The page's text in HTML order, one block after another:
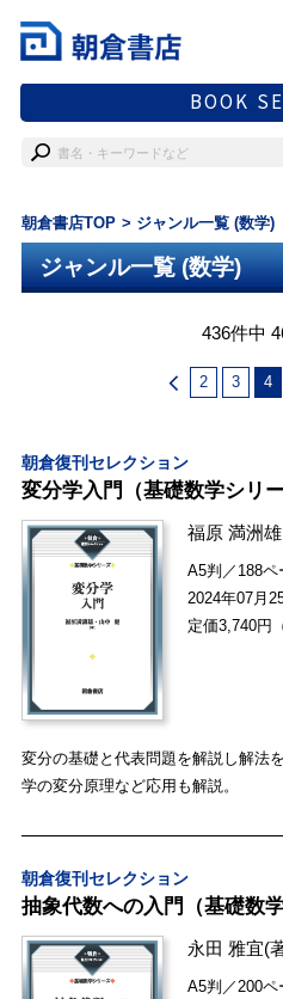
BOOK
朝倉書店TOP ジャンル一覧 (数学)
ジャンル一覧 (数学)
436件中
2 3 4
朝倉復刊セレクション
変分学入門（基礎数学シリー
福原 満洲雄
A5判／188ペ
2024年07月
定価3,740円
変分の基礎と代表問題を解説し解法
学の変分原理など応用も解説。
朝倉復刊セレクション
抽象代数への入門（基礎数学
永田 雅宜(
A5判／200ペ